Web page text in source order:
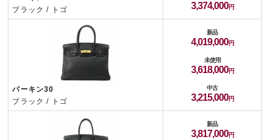
ブラック / トゴ
3,374,000
バーキン30
ブラック / トゴ
新品
4,019,000
未使用
3,618,000
中古
3,215,000
新品
3,817,000